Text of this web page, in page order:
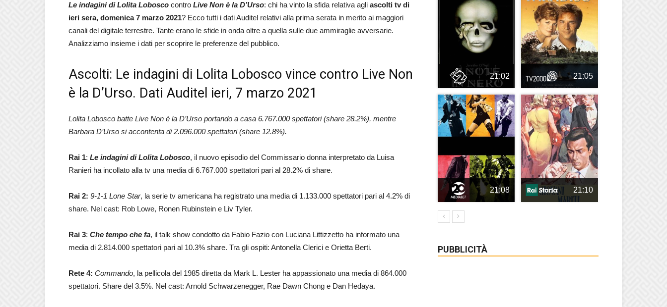
Le indagini di Lolita Lobosco contro Live Non è la D’Urso: chi ha vinto la sfida relativa agli ascolti tv di
ieri sera, domenica 7 marzo 2021? Ecco tutti i dati Auditel relativi alla prima serata in merito ai maggiori
canali del digitale terrestre. Tante erano le sfide in onda oltre a quella sulle due ammiraglie avversarie.
Analizziamo insieme i dati per scoprire le preferenze del pubblico.
Ascolti: Le indagini di Lolita Lobosco vince contro Live Non
è la D’Urso. Dati Auditel ieri, 7 marzo 2021
Lolita Lobosco batte Live Non è la D’Urso portando a casa 6.767.000 spettatori (share 28.2%), mentre
Barbara D’Urso si accontenta di 2.096.000 spettatori (share 12.8%).
Rai 1: Le indagini di Lolita Lobosco, il nuovo episodio del Commissario donna interpretato da Luisa
Ranieri ha incollato alla tv una media di 6.767.000 spettatori pari al 28.2% di share.
Rai 2: 9-1-1 Lone Star, la serie tv americana ha registrato una media di 1.133.000 spettatori pari al 4.2% di
share. Nel cast: Rob Lowe, Ronen Rubinstein e Liv Tyler.
Rai 3: Che tempo che fa, il talk show condotto da Fabio Fazio con Luciana Littizzetto ha informato una
media di 2.814.000 spettatori pari al 10.3% share. Tra gli ospiti: Antonella Clerici e Orietta Berti.
Rete 4: Commando, la pellicola del 1985 diretta da Mark L. Lester ha appassionato una media di 864.000
spettatori. Share del 3.5%. Nel cast: Arnold Schwarzenegger, Rae Dawn Chong e Dan Hedaya.
21:02 21:05
21:08 21:10
PUBBLICITÀ